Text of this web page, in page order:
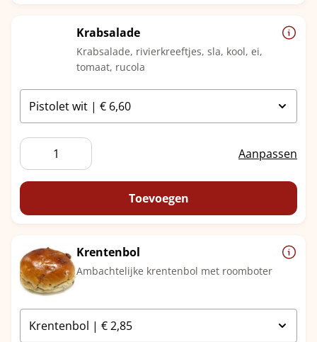
Krabsalade
Krabsalade, rivierkreeftjes, sla, kool, ei,
tomaat, rucola
Krabsalade
aantal
Aanpassen
Toevoegen
Krentenbol
Ambachtelijke krentenbol met roomboter